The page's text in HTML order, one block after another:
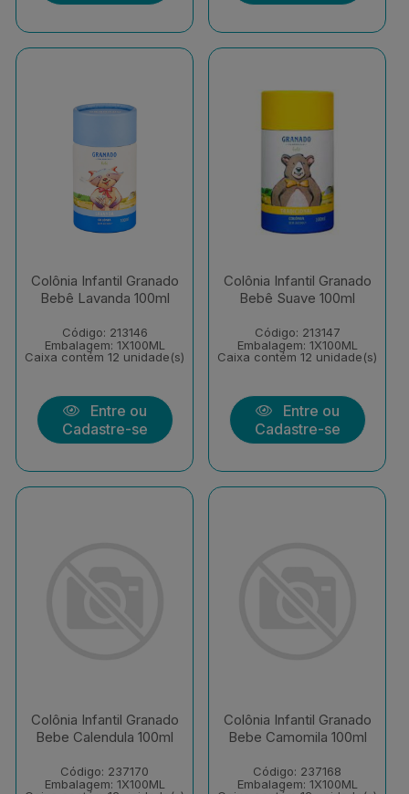
Colônia Infantil Granado
Bebê Lavanda 100ml
Código: 213146
Embalagem: 1X100ML
Caixa contém 12 unidade(s)
Entre ou
Cadastre-se
Colônia Infantil Granado
Bebê Suave 100ml
Código: 213147
Embalagem: 1X100ML
Caixa contém 12 unidade(s)
Entre ou
Cadastre-se
Colônia Infantil Granado
Bebe Calendula 100ml
Código: 237170
Embalagem: 1X100ML
Colônia Infantil Granado
Bebe Camomila 100ml
Código: 237168
Embalagem: 1X100ML